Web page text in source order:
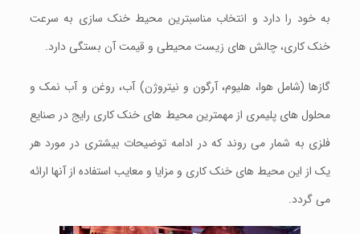
به خود را دارد و انتخاب مناسبترین محیط خنک سازی به سرعت
خنک کاری، چالش های زیست محیطی و قیمت آن بستگی دارد.
گازها (شامل هوا، هلیوم، آرگون و نیتروژن) آب، روغن و آب نمک و
محلول های پلیمری از مهمترین محیط های خنک کاری رایج در صنایع
فلزی به شمار می روند که در ادامه توضیحات بیشتری در مورد هر
یک از این محیط های خنک کاری و مزایا و معایب استفاده از آنها ارائه
می گردد.